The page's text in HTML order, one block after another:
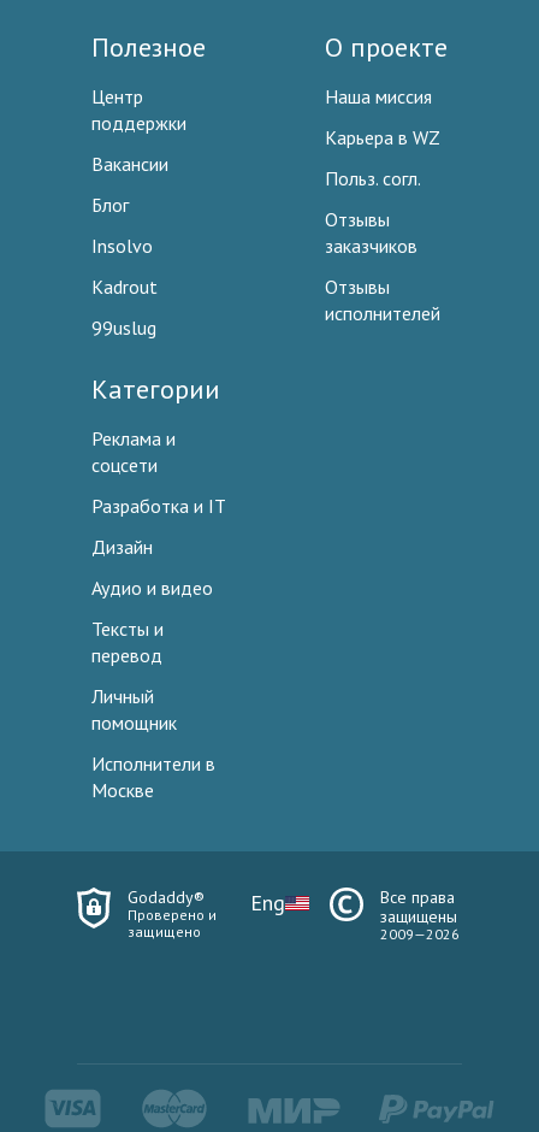
Полезное
Центр
поддержки
Вакансии
Блог
Insolvo
Kadrout
99uslug
О проекте
Наша миссия
Карьера в WZ
Польз. согл.
Отзывы
заказчиков
Отзывы
исполнителей
Категории
Реклама и
соцсети
Разработка и IT
Дизайн
Аудио и видео
Тексты и
перевод
Личный
помощник
Исполнители в
Москве
Godaddy®
Проверено и
защищено
Eng
Все права
защищены
2009—2026